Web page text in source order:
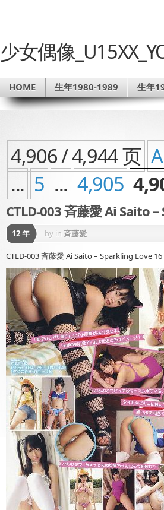
少女偶像
HOME 生年1980-1989 生年
4,906 / 4,944 页 A
... 5 ... 4,905
CTLD-003 斉藤愛 Ai Saito
12 年 by in 斉藤愛
CTLD-003 斉藤愛 Ai Saito – Sparkling Love 16